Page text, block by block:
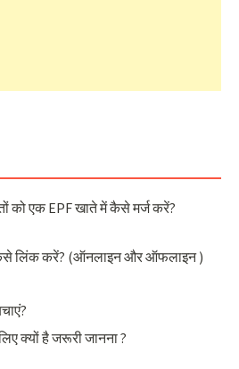
को एक EPF खाते में कैसे मर्ज करें?
लिंक करें? (ऑनलाइन और ऑफलाइन )
क्यों है जरूरी जानना ?